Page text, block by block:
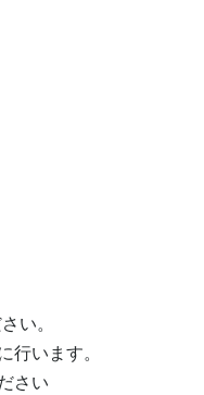
い。
います。
さい